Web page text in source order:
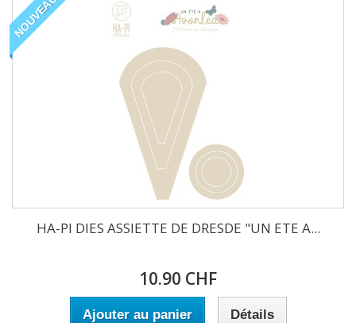
NOUVEAU
HA-PI DIES ASSIETTE DE DRESDE "UN ETE A...
10.90 CHF
Ajouter au panier Détails